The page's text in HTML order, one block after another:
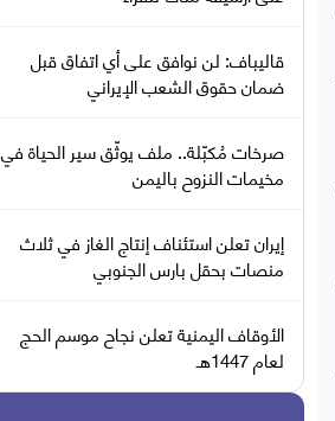
قاليباف: لن نوافق على أي اتفاق قبل
ضمان حقوق الشعب الإيراني
صرخات مُكبّلة.. ملف يوثّق سير الحياة في
مخيمات النزوح باليمن
إيران تعلن استئناف إنتاج الغاز في ثلاث
منصات بحقل بارس الجنوبي
الأوقاف اليمنية تعلن نجاح موسم الحج
لعام 1447هـ